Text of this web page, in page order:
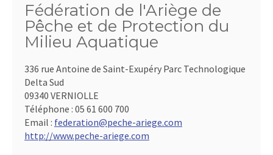
Fédération de l'Ariège de
Pêche et de Protection du
Milieu Aquatique
336 rue Antoine de Saint-Exupéry Parc Technologique
Delta Sud
09340 VERNIOLLE
Téléphone : 05 61 600 700
Email : federation@peche-ariege.com
http://www.peche-ariege.com